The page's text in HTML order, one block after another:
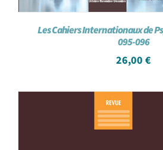
Les Cahiers Internationaux de
095-096
26,00 €